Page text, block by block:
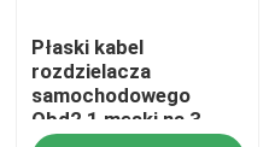
Płaski kabel
rozdzielacza
samochodowego
Obd2 1 męski na 3